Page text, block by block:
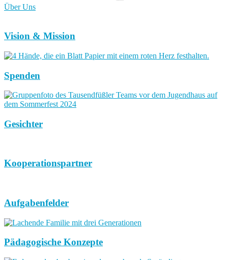
Über Uns
Vision & Mission
Spenden
Gesichter
Kooperationspartner
Aufgabenfelder
Pädagogische Konzepte